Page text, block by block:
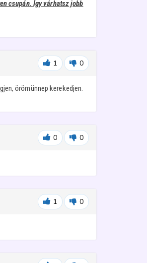
csupán. Így várhatsz jobb
1 0
örömünnep kerekedjen.
0 0
1 0